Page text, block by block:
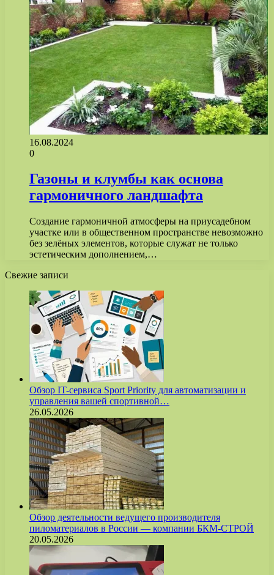
16.08.2024
0
Газоны и клумбы как основа
гармоничного ландшафта
Создание гармоничной атмосферы на приусадебном
участке или в общественном пространстве невозможно
без зелёных элементов, которые служат не только
эстетическим дополнением,…
Свежие записи
Обзор IT-сервиса Sport Priority для автоматизации и
управления вашей спортивной…
26.05.2026
Обзор деятельности ведущего производителя
пиломатериалов в России — компании БКМ-СТРОЙ
20.05.2026